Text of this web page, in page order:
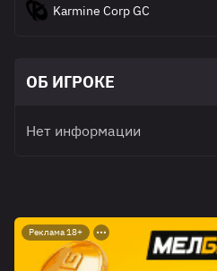
Karmine Corp GC
ОБ ИГРОКЕ
Нет информации
Реклама 18+